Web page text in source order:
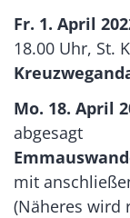
Fr. 1. April
18.00 Uhr, St.
Mo. 18. April
abgesagt
mit
(Näheres wird